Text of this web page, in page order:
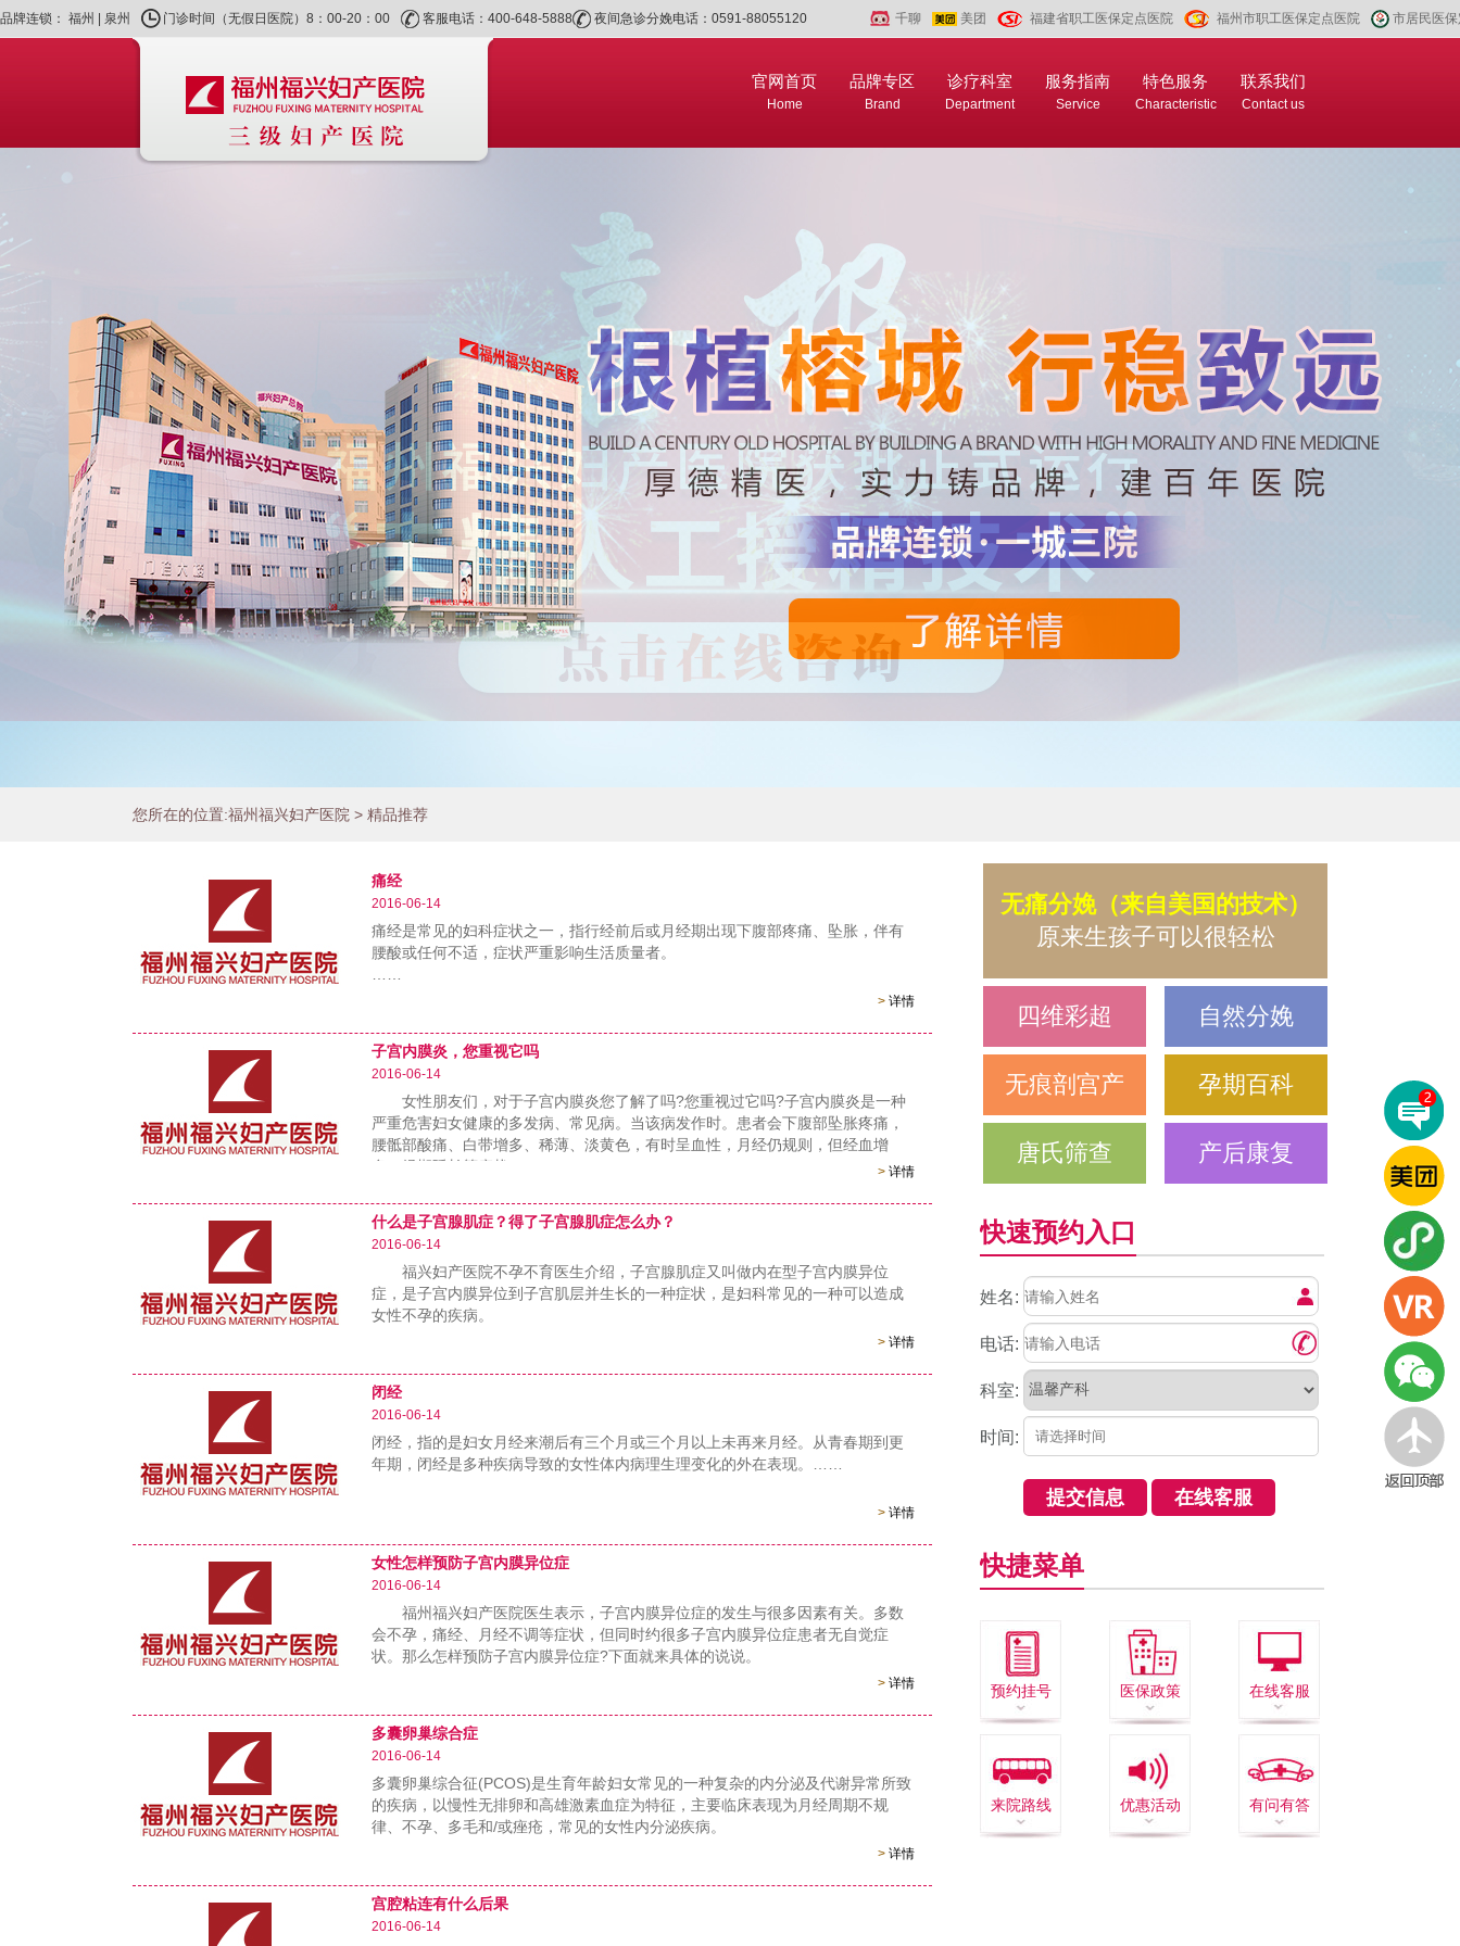
市居民医
福州市职工医保定点医院
福建省职工医保定点医院
美团
千聊
品牌连锁： 福州 泉州 门诊时间（无假日医院）8：00-20：00 客服电话：400-648-5888 夜间急诊分娩电话：0591-88055120
联系我们
Contact us
特色服务
Characteristic
服务指南
Service
诊疗科室
Department
品牌专区
Brand
官网首页
Home
您所在的位置:福州福兴妇产医院 > 精品推荐
痛经
2016-06-14
痛经是常见的妇科症状之一，指行经前后或月经期出现下腹部疼痛、坠胀，伴有
腰酸或任何不适，症状严重影响生活质量者。
> 详情
子宫内膜炎，您重视它吗
2016-06-14
女性朋友们，对于子宫内膜炎您了解了吗?您重视过它吗?子宫内膜炎是一种
严重危害妇女健康的多发病、常见病。当该病发作时。患者会下腹部坠胀疼痛，
腰骶部酸痛、白带增多、稀薄、淡黄色，有时呈血性，月经仍规则，但经血增
多，经期延长等症状。
……
> 详情
什么是子宫腺肌症？得了子宫腺肌症怎么办？
2016-06-14
福兴妇产医院不孕不育医生介绍，子宫腺肌症又叫做内在型子宫内膜异位
症，是子宫内膜异位到子宫肌层并生长的一种症状，是妇科常见的一种可以造成
女性不孕的疾病。
> 详情
闭经
2016-06-14
闭经，指的是妇女月经来潮后有三个月或三个月以上未再来月经。从青春期到更
年期，闭经是多种疾病导致的女性体内病理生理变化的外在表现。……
> 详情
女性怎样预防子宫内膜异位症
2016-06-14
福州福兴妇产医院医生表示，子宫内膜异位症的发生与很多因素有关。多数
会不孕，痛经、月经不调等症状，但同时约很多子宫内膜异位症患者无自觉症
状。那么怎样预防子宫内膜异位症?下面就来具体的说说。
> 详情
多囊卵巢综合症
2016-06-14
多囊卵巢综合征(PCOS)是生育年龄妇女常见的一种复杂的内分泌及代谢异常所致
的疾病，以慢性无排卵和高雄激素血症为特征，主要临床表现为月经周期不规
律、不孕、多毛和/或痤疮，常见的女性内分泌疾病。
> 详情
宫腔粘连有什么后果
2016-06-14
无痛分娩（来自美国的技术）
原来生孩子可以很轻松
四维彩超 自然分娩
无痕剖宫产 孕期百科
唐氏筛查 产后康复
快速预约入口
姓名:
电话:
科室:
时间:
快捷菜单
预约挂号 医保政策 在线客服
来院路线 优惠活动 有问有答